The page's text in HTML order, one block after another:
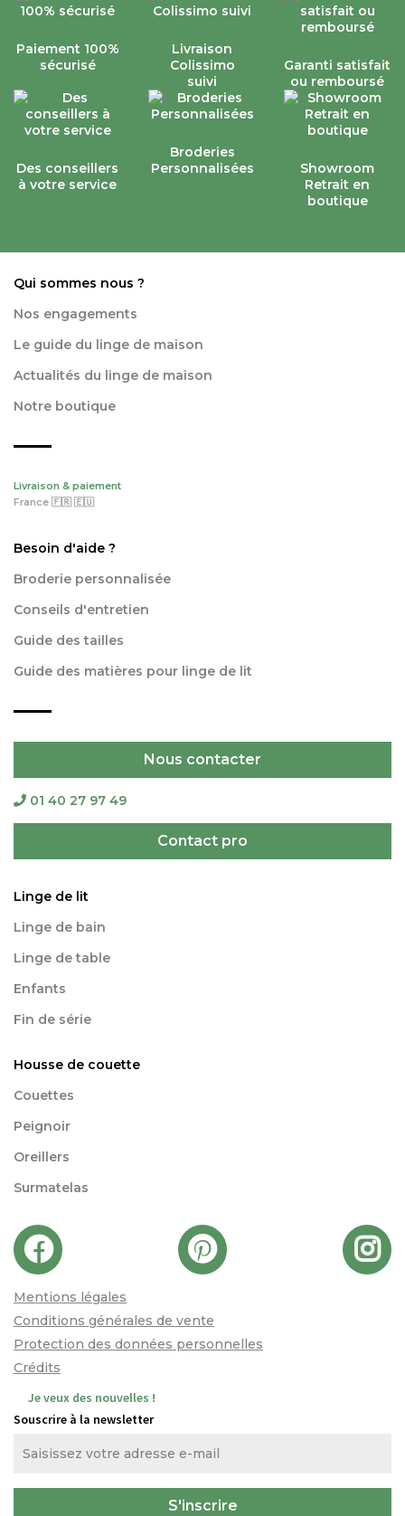
Paiement 100%
sécurisé
Livraison
Colissimo
suivi
Garanti satisfait
ou remboursé
Des conseillers
à votre service
Broderies
Personnalisées
Showroom
Retrait en
boutique
Qui sommes nous ?
Nos engagements
Le guide du linge de maison
Actualités du linge de maison
Notre boutique
Livraison & paiement
France 🇫🇷 🇪🇺
Besoin d'aide ?
Broderie personnalisée
Conseils d'entretien
Guide des tailles
Guide des matières pour linge de lit
Nous contacter
01 40 27 97 49
Contact pro
Linge de lit
Linge de bain
Linge de table
Enfants
Fin de série
Housse de couette
Couettes
Peignoir
Oreillers
Surmatelas
Mentions légales
Conditions générales de vente
Protection des données personnelles
Crédits
Je veux des nouvelles !
Souscrire à la newsletter